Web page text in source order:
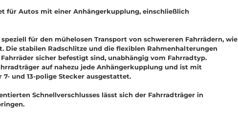
für Autos mit einer Anhängerkupplung, einschließlich
speziell für den mühelosen Transport von schwereren Fahrrädern, wie
Die stabilen Radschlitze und die flexiblen Rahmenhalterungen
sicher befestigt sind, unabhängig vom Fahrradtyp.
auf nahezu jede Anhängerkupplung und ist mit
und 13-polige Stecker ausgestattet.
Schnellverschlusses lässt sich der Fahrradträger in